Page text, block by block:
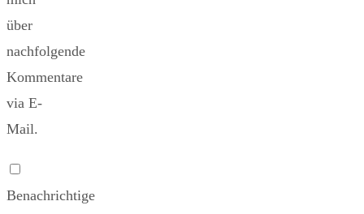
über
nachfolgende
Kommentare
via E-
Mail.
Benachrichtige